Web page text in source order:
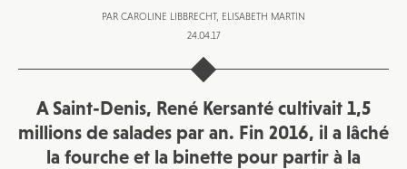
PAR CAROLINE LIBBRECHT ELISABETH MARTIN
24.04.17
A Saint-Denis, René Kersanté cultivait 1,5
millions de salades par an. Fin 2016, il a lâché
la fourche et la binette pour partir à la